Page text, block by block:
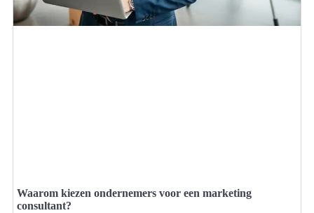
Waarom kiezen ondernemers voor een marketing
consultant?